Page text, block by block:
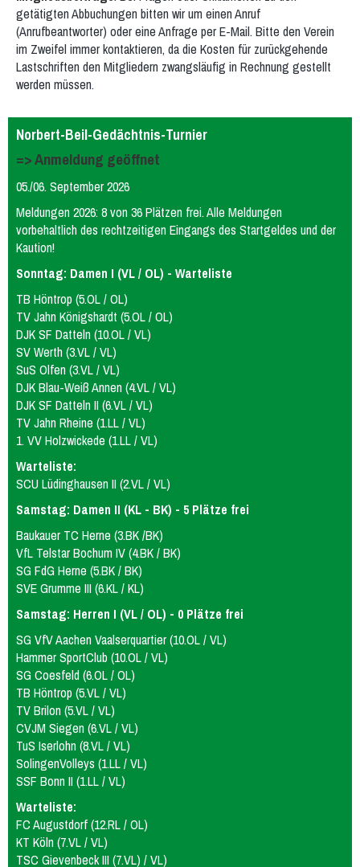
getätigten Abbuchungen bitten wir um einen Anruf
(Anrufbeantworter) oder eine Anfrage per E-Mail. Bitte den Verein
im Zweifel immer kontaktieren, da die Kosten für zurückgehende
Lastschriften den Mitgliedern zwangsläufig in Rechnung gestellt
werden müssen.
Norbert-Beil-Gedächtnis-Turnier
=> Anmeldung geöffnet
05./06. September 2026
Meldungen 2026: 8 von 36 Plätzen frei. Alle Meldungen
vorbehaltlich des rechtzeitigen Eingangs des Startgeldes und der
Kaution!
Sonntag: Damen I (VL / OL) - Warteliste
TB Höntrop (5.OL / OL)
TV Jahn Königshardt (5.OL / OL)
DJK SF Datteln (10.OL / VL)
SV Werth (3.VL / VL)
SuS Olfen (3.VL / VL)
DJK Blau-Weiß Annen (4.VL / VL)
DJK SF Datteln II (6.VL / VL)
TV Jahn Rheine (1.LL / VL)
1. VV Holzwickede (1.LL / VL)
Warteliste:
SCU Lüdinghausen II (2.VL / VL)
Samstag: Damen II (KL - BK) - 5 Plätze frei
Baukauer TC Herne (3.BK /BK)
VfL Telstar Bochum IV (4.BK / BK)
SG FdG Herne (5.BK / BK)
SVE Grumme III (6.KL / KL)
Samstag: Herren I (VL / OL) - 0 Plätze frei
SG VfV Aachen Vaalserquartier (10.OL / VL)
Hammer SportClub (10.OL / VL)
SG Coesfeld (6.OL / OL)
TB Höntrop (5.VL / VL)
TV Brilon (5.VL / VL)
CVJM Siegen (6.VL / VL)
TuS Iserlohn (8.VL / VL)
SolingenVolleys (1.LL / VL)
SSF Bonn II (1.LL / VL)
Warteliste:
FC Augustdorf (12.RL / OL)
KT Köln (7.VL / VL)
TSC Gievenbeck III (7.VL) / VL)